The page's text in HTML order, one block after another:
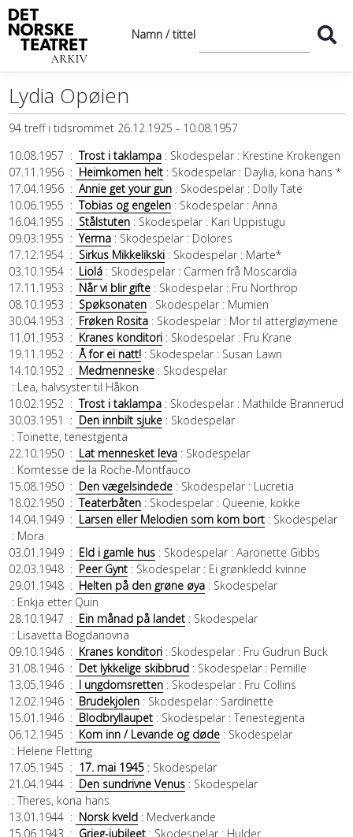
Namn / tittel
Lydia Opøien
94 treff i tidsrommet 26.12.1925 - 10.08.1957
10.08.1957 : Trost i taklampa: Skodespelar: Krestine Krokengen
07.11.1956: Heimkomen helt: Skodespelar: Daylia, kona hans *
17.04.1956: Annie get your gun: Skodespelar: Dolly Tate
10.06.1955 : Tobias og engelen: Skodespelar: Anna
16.04.1955 : Stålstuten: Skodespelar: Kari Uppistugu
09.03.1955 : Yerma: Skodespelar: Dolores
17.12.1954: Sirkus Mikkelikski: Skodespelar: Marte*
03.10.1954: Liolá: Skodespelar: Carmen frå Moscardia
17.11.1953 : Når vi blir gifte: Skodespelar: Fru Northrop
08.10.1953 : Spøksonaten: Skodespelar: Mumien
30.04.1953 : Frøken Rosita: Skodespelar: Mor til attergløymene
11.01.1953 : Kranes konditori: Skodespelar: Fru Krane
19.11.1952: Å for ei natt!: Skodespelar: Susan Lawn
14.10.1952: Medmenneske: Skodespelar
: Lea, halvsyster til Håkon
10.02.1952: Trost i taklampa: Skodespelar: Mathilde Brannerud
30.03.1951
: Den innbilt sjuke: Skodespelar
: Toinette, tenestgjenta
22.10.1950: Lat mennesket leva: Skodespelar
: Komtesse de la Roche-Montfauco
15.08.1950: Den vægelsindede: Skodespelar: Lucretia
18.02.1950: Teaterbåten: Skodespelar: Queenie, kokke
14.04.1949: Larsen eller Melodien som kom bort: Skodespelar
: Mora
03.01.1949: Eld i gamle hus: Skodespelar: Aaronette Gibbs
02.03.1948: Peer Gynt: Skodespelar: Ei grønkledd kvinne
29.01.1948: Helten på den grøne øya: Skodespelar
: Enkja etter Quin
28.10.1947 : Ein månad på landet: Skodespelar
: Lisavetta Bogdanovna
09.10.1946: Kranes konditori: Skodespelar: Fru Gudrun Buck
31.08.1946: Det lykkelige skibbrud: Skodespelar: Pernille
13.05.1946: I ungdomsretten: Skodespelar: Fru Collins
12.02.1946: Brudekjolen: Skodespelar: Sardinette
15.01.1946: Blodbryllaupet: Skodespelar: Tenestegjenta
06.12.1945 : Kom inn / Levande og døde: Skodespelar
: Helene Fletting
17.05.1945 : 17. mai 1945: Skodespelar
21.04.1944: Den sundrivne Venus: Skodespelar
: Theres, kona hans
13.01.1944: Norsk kveld: Medverkande
15.06.1943 : Grieg-jubileet: Skodespelar: Hulder